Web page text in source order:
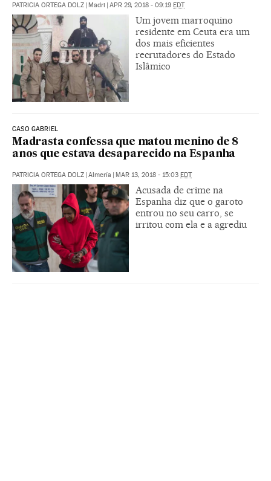
PATRICIA ORTEGA DOLZ | Madri | APR 29, 2018 - 09:19 EDT
Um jovem marroquino
residente em Ceuta era um
dos mais eficientes
recrutadores do Estado
Islâmico
CASO GABRIEL
Madrasta confessa que matou menino de 8
anos que estava desaparecido na Espanha
PATRICIA ORTEGA DOLZ | Almería | MAR 13, 2018 - 15:03 EDT
Acusada de crime na
Espanha diz que o garoto
entrou no seu carro, se
irritou com ela e a agrediu